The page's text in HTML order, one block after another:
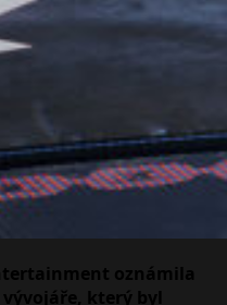
oznámila
který byl